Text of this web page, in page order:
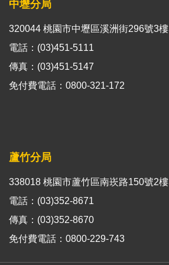
中壢分局
320044 桃園市中壢區溪洲街296號3樓
電話：(03)451-5111
傳真：(03)451-5147
免付費電話：0800-321-172
蘆竹分局
338018 桃園市蘆竹區南崁路150號2樓
電話：(03)352-8671
傳真：(03)352-8670
免付費電話：0800-229-743